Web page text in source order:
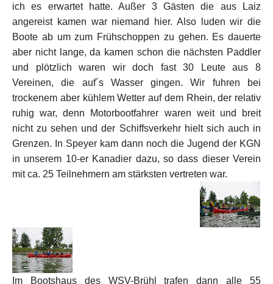
ich es erwartet hatte. Außer 3 Gästen die aus Laiz
angereist kamen war niemand hier. Also luden wir die
Boote ab um zum Frühschoppen zu gehen. Es dauerte
aber nicht lange, da kamen schon die nächsten Paddler
und plötzlich waren wir doch fast 30 Leute aus 8
Vereinen, die auf´s Wasser gingen. Wir fuhren bei
trockenem aber kühlem Wetter auf dem Rhein, der relativ
ruhig war, denn Motorbootfahrer waren weit und breit
nicht zu sehen und der Schiffsverkehr hielt sich auch in
Grenzen. In Speyer kam dann noch die Jugend der KGN
in unserem 10-er Kanadier dazu, so dass dieser Verein
mit ca. 25 Teilnehmern am stärksten vertreten war.
Im Bootshaus des WSV-Brühl trafen dann alle 55